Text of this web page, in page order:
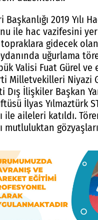
2019 Yılı
ile hac vazifesini
gidecek olan
uğurlama
Valisi Fuat Gürel ve
Milletvekilleri Niyazi
Dış İlişkiler Başkan
İlyas Yılmaztürk
ile aileleri katıldı.
mutluluktan